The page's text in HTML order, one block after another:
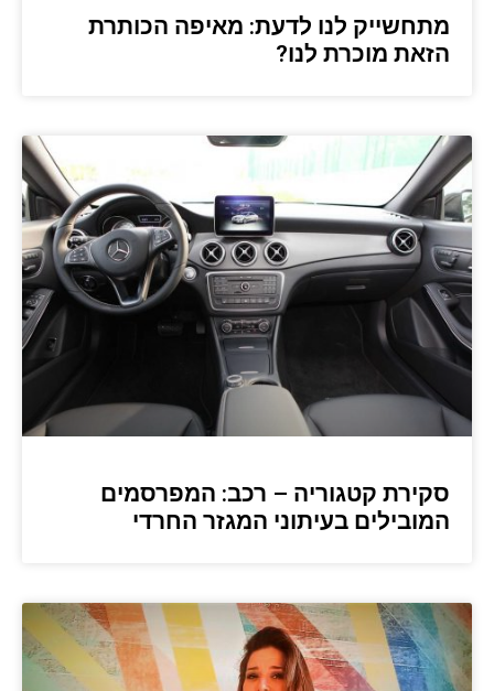
מתחשייק לנו לדעת: מאיפה הכותרת
הזאת מוכרת לנו?
סקירת קטגוריה – רכב: המפרסמים
המובילים בעיתוני המגזר החרדי